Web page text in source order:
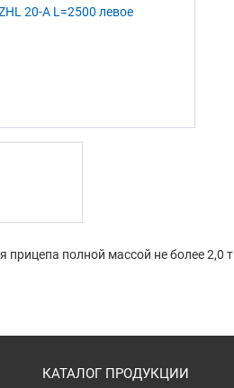
прицепа полной массой не более 2,0 т
КАТАЛОГ ПРОДУКЦИИ